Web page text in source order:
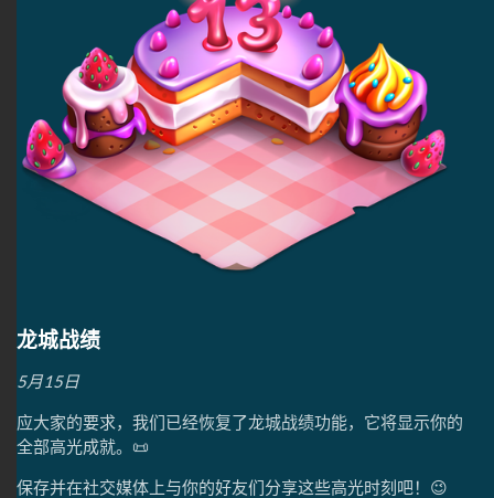
龙城战绩
5月15日
应大家的要求，我们已经恢复了龙城战绩功能，它将显示你的
全部高光成就。📜
保存并在社交媒体上与你的好友们分享这些高光时刻吧！😉